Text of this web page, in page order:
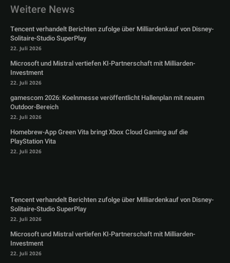
Weitere News
Tencent verhandelt Berichten zufolge über Milliardenkauf von Disney-
Solitaire-Studio SuperPlay
22. Juli 2026
Microsoft und Mistral vertiefen KI-Partnerschaft mit Milliarden-
Investment
22. Juli 2026
gamescom 2026: Koelnmesse veröffentlicht Hallenplan mit neuem
Outdoor-Bereich
22. Juli 2026
Homebrew-App Green Vita bringt Xbox Cloud Gaming auf die
PlayStation Vita
22. Juli 2026
Tencent verhandelt Berichten zufolge über Milliardenkauf von Disney-
Solitaire-Studio SuperPlay
22. Juli 2026
Microsoft und Mistral vertiefen KI-Partnerschaft mit Milliarden-
Investment
22. Juli 2026